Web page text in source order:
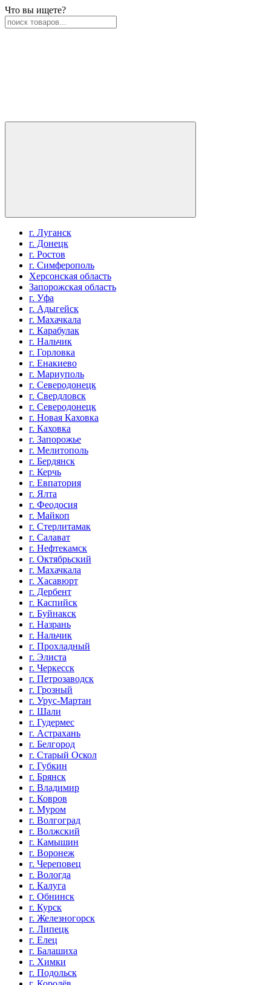
Что вы ищете?
г. Луганск
г. Донецк
г. Ростов
г. Симферополь
Херсонская область
Запорожская область
г. Уфа
г. Адыгейск
г. Махачкала
г. Карабулак
г. Нальчик
г. Горловка
г. Енакиево
г. Мариуполь
г. Северодонецк
г. Свердловск
г. Северодонецк
г. Новая Каховка
г. Каховка
г. Запорожье
г. Мелитополь
г. Бердянск
г. Керчь
г. Евпатория
г. Ялта
г. Феодосия
г. Майкоп
г. Стерлитамак
г. Салават
г. Нефтекамск
г. Октябрьский
г. Махачкала
г. Хасавюрт
г. Дербент
г. Каспийск
г. Буйнакск
г. Назрань
г. Нальчик
г. Прохладный
г. Элиста
г. Черкесск
г. Петрозаводск
г. Грозный
г. Урус-Мартан
г. Шали
г. Гудермес
г. Астрахань
г. Белгород
г. Старый Оскол
г. Губкин
г. Брянск
г. Владимир
г. Ковров
г. Муром
г. Волгоград
г. Волжский
г. Камышин
г. Воронеж
г. Череповец
г. Вологда
г. Калуга
г. Обнинск
г. Курск
г. Железногорск
г. Липецк
г. Елец
г. Балашиха
г. Химки
г. Подольск